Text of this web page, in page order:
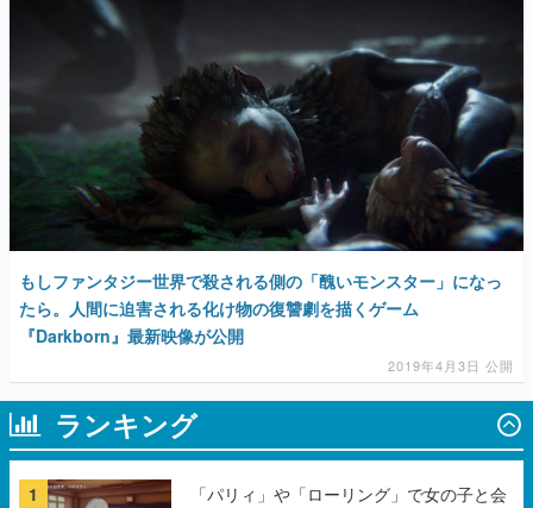
もしファンタジー世界で殺される側の「醜いモンスター」になっ
たら。人間に迫害される化け物の復讐劇を描くゲーム
『Darkborn』最新映像が公開
2019年4月3日 公開
ランキング
1
「パリィ」や「ローリング」で女の子と会